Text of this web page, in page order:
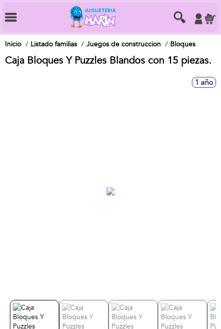
Inicio Listado familias Juegos de construccion Bloques
Caja Bloques Y Puzzles Blandos con 15 piezas.
1 año